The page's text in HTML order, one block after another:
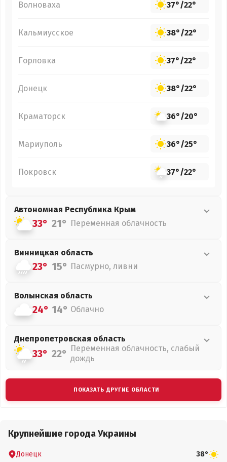
Волноваха 37°/22°
Кальмиусское 38°/22°
Горловка 37°/22°
Донецк 38°/22°
Краматорск 36°/20°
Мариуполь 36°/25°
Покровск 37°/22°
Автономная Республика Крым
33° 21° Переменная облачность
Винницкая область
23° 15° Пасмурно, ливни
Волынская область
24° 14° Облачно
Днепропетровская область
33° 22° Переменная облачность, слабый
дождь
ПОКАЗАТЬ ДРУГИЕ ОБЛАСТИ
Крупнейшие города Украины
Донецк 38°